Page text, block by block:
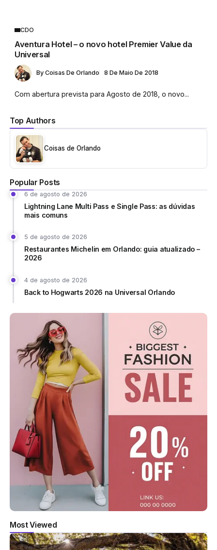
Top Authors
Coisas de Orlando
Popular Posts
6 de agosto de 2026
Lightning Lane Multi Pass e Single Pass: as dúvidas
mais comuns
5 de agosto de 2026
Restaurantes Michelin em Orlando: guia atualizado –
2026
4 de agosto de 2026
Back to Hogwarts 2026 na Universal Orlando
CDO
Aventura Hotel – o novo hotel Premier Value da
Universal
By Coisas De Orlando 8 De Maio De 2018
Com abertura prevista para Agosto de 2018, o novo...
Most Viewed